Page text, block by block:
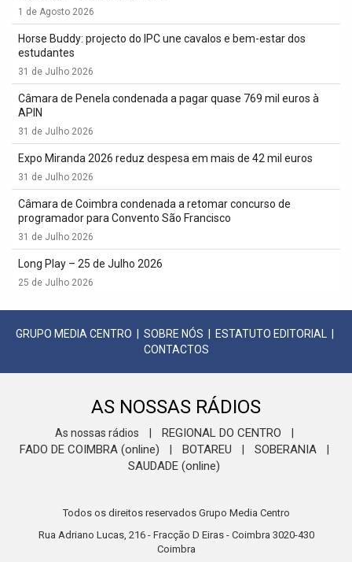
1 de Agosto 2026
Horse Buddy: projecto do IPC une cavalos e bem-estar dos
estudantes
31 de Julho 2026
Câmara de Penela condenada a pagar quase 769 mil euros à
APIN
31 de Julho 2026
Expo Miranda 2026 reduz despesa em mais de 42 mil euros
31 de Julho 2026
Câmara de Coimbra condenada a retomar concurso de
programador para Convento São Francisco
31 de Julho 2026
Long Play – 25 de Julho 2026
25 de Julho 2026
GRUPO MEDIA CENTRO SOBRE NÓS ESTATUTO EDITORIAL
CONTACTOS
AS NOSSAS RÁDIOS
As nossas rádios REGIONAL DO CENTRO
FADO DE COIMBRA (online) BOTAREU SOBERANIA
SAUDADE (online)
Todos os direitos reservados Grupo Media Centro
Rua Adriano Lucas, 216 - Fracção D Eiras - Coimbra 3020-430
Coimbra